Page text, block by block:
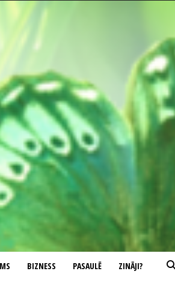
BIZNESS PASAULĒ ZINĀJI?